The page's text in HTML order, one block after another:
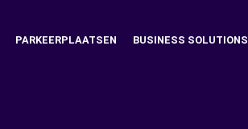
PARKEERPLAATSEN BUSINESS SOLUTIONS